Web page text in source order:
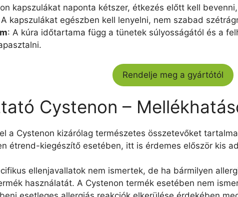
kapszulákat naponta kétszer, étkezés előtt kell
kapszulákat egészben kell lenyelni, nem szabad
: A kúra időtartama függ a tünetek súlyosságától és a
Rendelje meg a gyártótól
Cystenon –
a Cystenon kizárólag természetes összetevőket
étrend-kiegészítő esetében, itt is érdemes először kis
ellenjavallatok nem ismertek, de ha bármilyen
használatát. A Cystenon termék esetében nem